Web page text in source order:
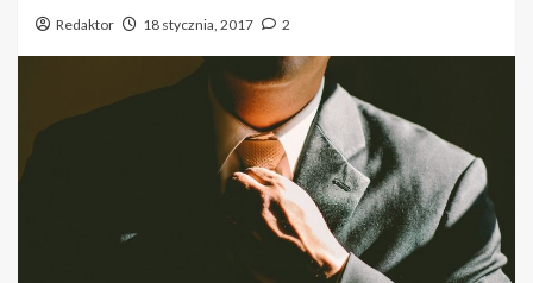
Redaktor 18 stycznia, 2017 2